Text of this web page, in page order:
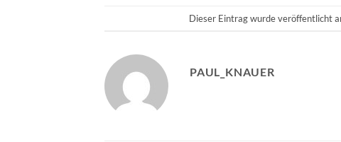
Dieser Eintrag wurde veröffentlicht
PAUL_KNAUER